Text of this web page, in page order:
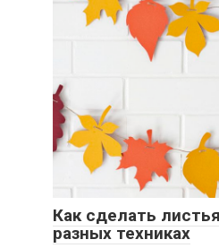
Как сделать
разных техниках